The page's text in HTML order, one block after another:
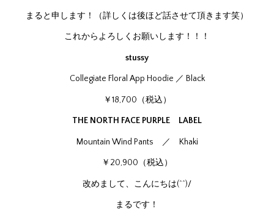
まると申します！（詳しくは後ほど話させて頂きます笑）
これからよろしくお願いします！！！
stussy
Collegiate Floral App Hoodie ／ Black
￥18,700（税込）
THE NORTH FACE PURPLE LABEL
Mountain Wind Pants ／ Khaki
￥20,900（税込）
改めまして、こんにちは(^^)/
まるです！